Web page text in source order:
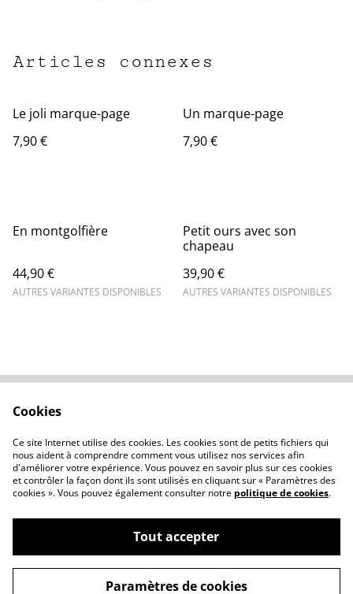
Articles connexes
Le joli marque-page
7,90 €
Un marque-page
7,90 €
En montgolfière
44,90 €
AUTRES VARIANTES DISPONIBLES
Petit ours avec son
chapeau
39,90 €
AUTRES VARIANTES DISPONIBLES
Politique de
confidentialité
Politique de cookies
©2026Atelierclémélie
Cookies
Ce site Internet utilise des cookies. Les cookies sont de petits fichiers qui
nous aident à comprendre comment vous utilisez nos services afin
d'améliorer votre expérience. Vous pouvez en savoir plus sur ces cookies
et contrôler la façon dont ils sont utilisés en cliquant sur « Paramètres des
cookies ». Vous pouvez également consulter notre politique de cookies.
Tout accepter
Paramètres de cookies